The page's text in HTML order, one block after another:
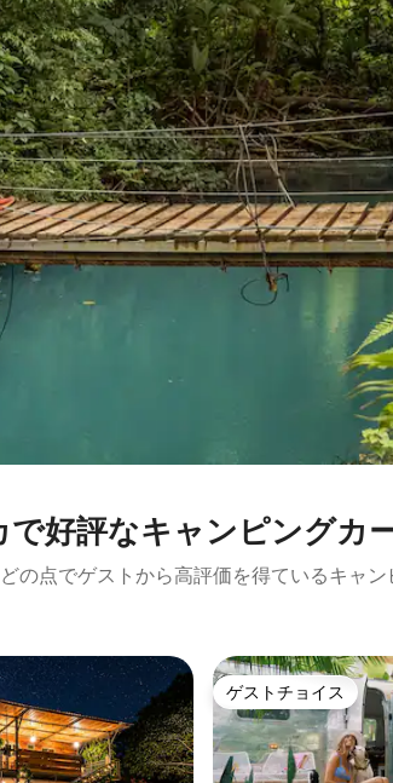
、画面をタッチまたはスワイプして検索結果を確
で好評なキャンピングカ
の点でゲストから高評価を得ているキャ
ゲストチョイス
ゲストチョイス